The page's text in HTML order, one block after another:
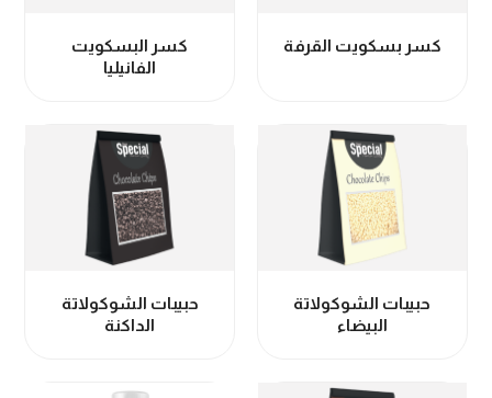
كسر بسكويت القرفة
كسر البسكويت
الفانيليا
حبيبات الشوكولاتة
البيضاء
حبيبات الشوكولاتة
الداكنة